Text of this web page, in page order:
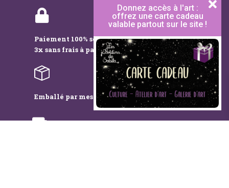
Donnez accès à l'art :
offrez une carte cadeau
valable partout sur le site !
Paiement 100% sécurisé,
3x sans frais à partir de 200€
Emballé par mes soins, à l'atelier